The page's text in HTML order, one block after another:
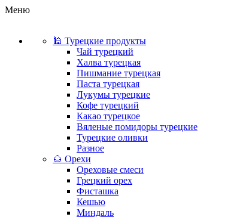
Меню
🕌 Турецкие продукты
Чай турецкий
Халва турецкая
Пишмание турецкая
Паста турецкая
Лукумы турецкие
Кофе турецкий
Какао турецкое
Вяленые помидоры турецкие
Турецкие оливки
Разное
🌰 Орехи
Ореховые смеси
Грецкий орех
Фисташка
Кешью
Миндаль